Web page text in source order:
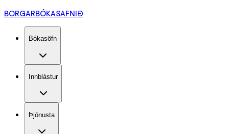
BORGARBÓKASAFNIÐ
Bókasöfn
Innblástur
Þjónusta